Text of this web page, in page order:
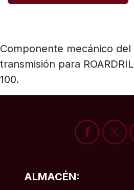
Componente mecánico del
transmisión para
100.
ALMACÉN: